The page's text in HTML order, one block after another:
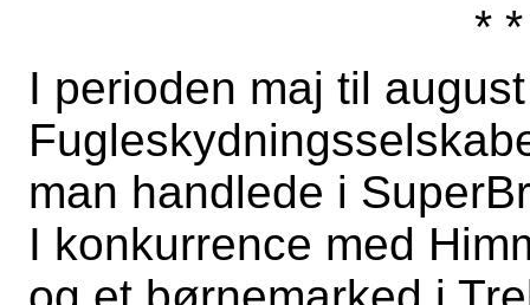
*
I perioden maj til
man handlede i
I konkurrence med